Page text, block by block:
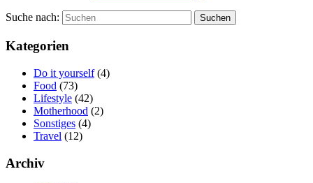
Suche nach: Suchen
Kategorien
Do it yourself (4)
Food (73)
Lifestyle (42)
Motherhood (2)
Sonstiges (4)
Travel (12)
Archiv